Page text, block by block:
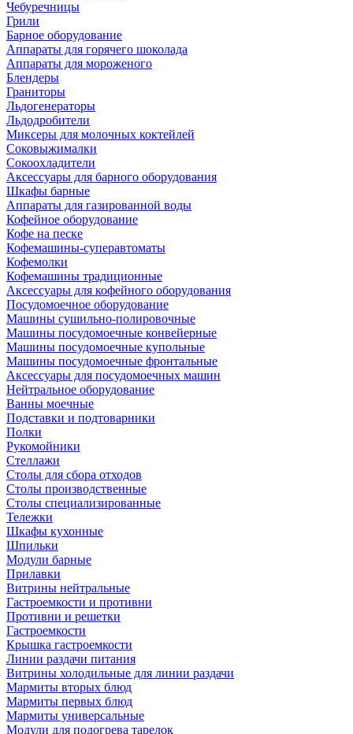
Чебуречницы
Грили
Барное оборудование
Аппараты для горячего шоколада
Аппараты для мороженого
Блендеры
Граниторы
Льдогенераторы
Льдодробители
Миксеры для молочных коктейлей
Соковыжималки
Сокоохладители
Аксессуары для барного оборудования
Шкафы барные
Аппараты для газированной воды
Кофейное оборудование
Кофе на песке
Кофемашины-суперавтоматы
Кофемолки
Кофемашины традиционные
Аксессуары для кофейного оборудования
Посудомоечное оборудование
Машины сушильно-полировочные
Машины посудомоечные конвейерные
Машины посудомоечные купольные
Машины посудомоечные фронтальные
Аксессуары для посудомоечных машин
Нейтральное оборудование
Ванны моечные
Подставки и подтоварники
Полки
Рукомойники
Стеллажи
Столы для сбора отходов
Столы производственные
Столы специализированные
Тележки
Шкафы кухонные
Шпильки
Модули барные
Прилавки
Витрины нейтральные
Гастроемкости и противни
Противни и решетки
Гастроемкости
Крышка гастроемкости
Линии раздачи питания
Витрины холодильные для линии раздачи
Мармиты вторых блюд
Мармиты первых блюд
Мармиты универсальные
Модули для подогрева тарелок